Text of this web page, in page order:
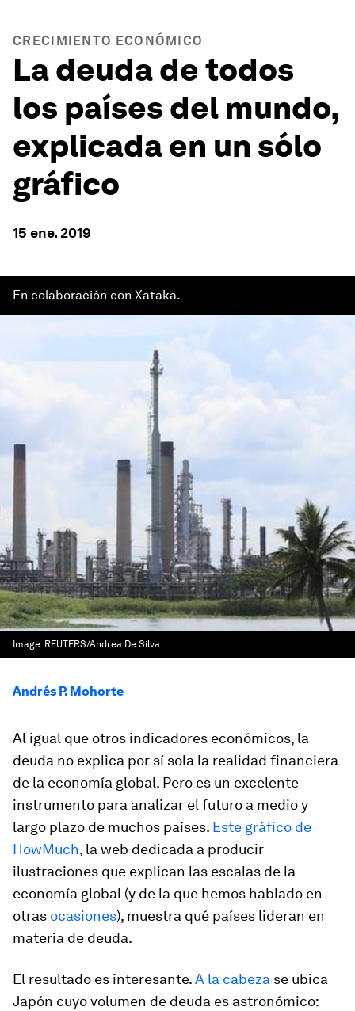
CRECIMIENTO ECONÓMICO
La deuda de todos
los países del mundo,
explicada en un sólo
gráfico
15 ene. 2019
En colaboración con Xataka.
Image: REUTERS/Andrea De Silva
Andrés P. Mohorte
Al igual que otros indicadores económicos, la
deuda no explica por sí sola la realidad financiera
de la economía global. Pero es un excelente
instrumento para analizar el futuro a medio y
largo plazo de muchos países. Este gráfico de
HowMuch, la web dedicada a producir
ilustraciones que explican las escalas de la
economía global (y de la que hemos hablado en
otras ocasiones), muestra qué países lideran en
materia de deuda.
El resultado es interesante.A la cabeza se ubica
Japón cuyo volumen de deuda es astronómico: